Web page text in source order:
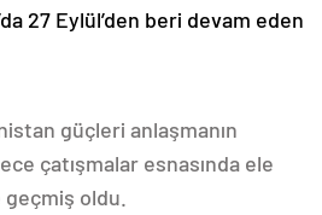
27 Eylül’den beri devam eden
güçleri anlaşmanın
çatışmalar esnasında ele
oldu.